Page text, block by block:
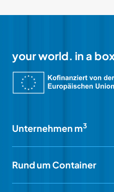
your world. in a
Unternehmen m3
Rund um Container